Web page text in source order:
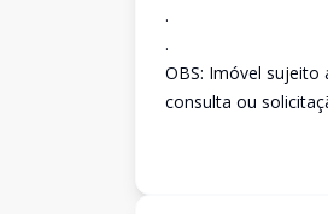
.
.
OBS: Imóvel sujeito
consulta ou